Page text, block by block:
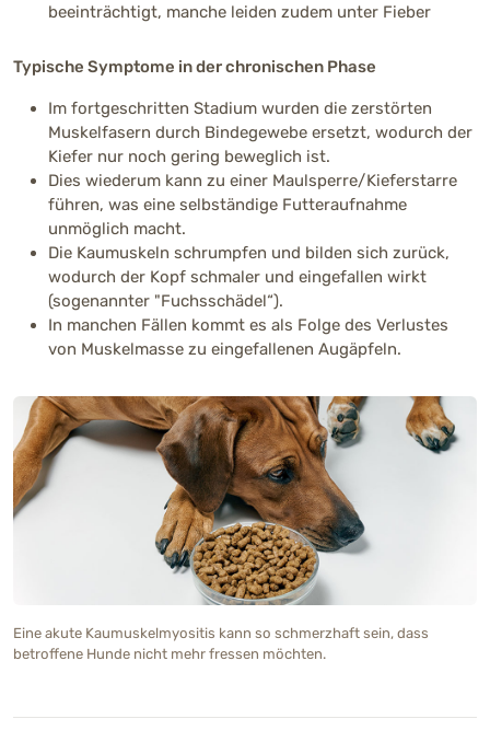
beeinträchtigt, manche leiden zudem unter Fieber
Typische Symptome in der chronischen Phase
Im fortgeschritten Stadium wurden die zerstörten
Muskelfasern durch Bindegewebe ersetzt, wodurch der
Kiefer nur noch gering beweglich ist.
Dies wiederum kann zu einer Maulsperre/Kieferstarre
führen, was eine selbständige Futteraufnahme
unmöglich macht.
Die Kaumuskeln schrumpfen und bilden sich zurück,
wodurch der Kopf schmaler und eingefallen wirkt
(sogenannter "Fuchsschädel“).
In manchen Fällen kommt es als Folge des Verlustes
von Muskelmasse zu eingefallenen Augäpfeln.
Eine akute Kaumuskelmyositis kann so schmerzhaft sein, dass
betroffene Hunde nicht mehr fressen möchten.